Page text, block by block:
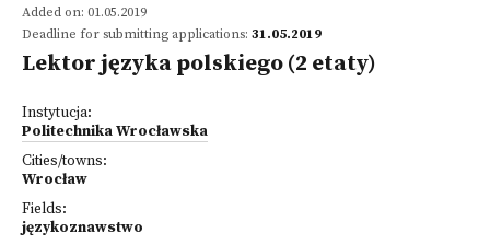
Added on: 01.05.2019
Deadline for submitting applications: 31.05.2019
Lektor języka polskiego (2 etaty)
Instytucja:
Politechnika Wrocławska
Cities/towns:
Wrocław
Fields:
językoznawstwo